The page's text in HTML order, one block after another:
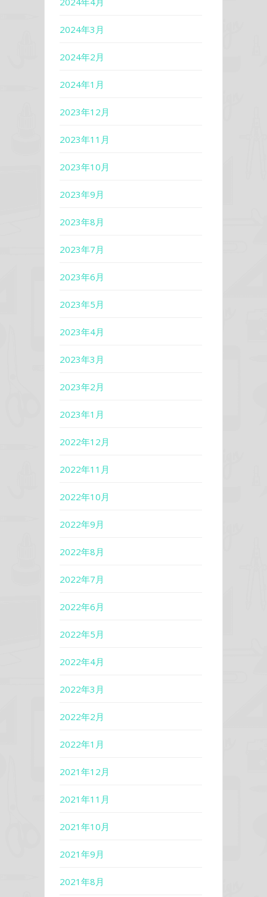
2024年3月
2024年2月
2024年1月
2023年12月
2023年11月
2023年10月
2023年9月
2023年8月
2023年7月
2023年6月
2023年5月
2023年4月
2023年3月
2023年2月
2023年1月
2022年12月
2022年11月
2022年10月
2022年9月
2022年8月
2022年7月
2022年6月
2022年5月
2022年4月
2022年3月
2022年2月
2022年1月
2021年12月
2021年11月
2021年10月
2021年9月
2021年8月